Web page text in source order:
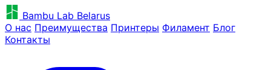
Bambu Lab Belarus
О нас Преимущества Принтеры Филамент Блог
Контакты